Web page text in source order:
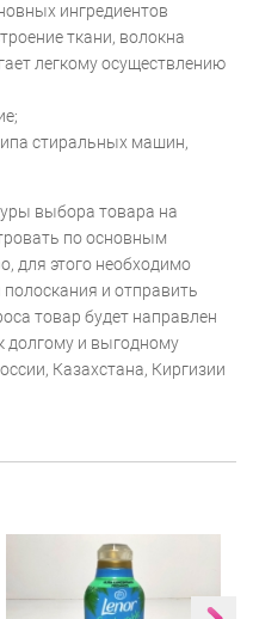
ингредиентов
ткани, волокна
легкому осуществлению
стиральных машин,
выбора товара на
по основным
для этого необходимо
и отправить
товар будет направлен
долгому и выгодному
Казахстана, Киргизии